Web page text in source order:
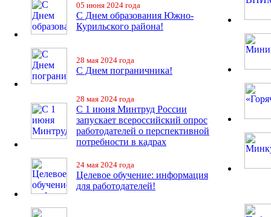
05 июня 2024 года
С Днем образования Южно-
Курильского района!
28 мая 2024 года
С Днем пограничника!
28 мая 2024 года
С 1 июня Минтруд России
запускает всероссийский опрос
работодателей о перспективной
потребности в кадрах
24 мая 2024 года
Целевое обучение: информация
для работодателей!